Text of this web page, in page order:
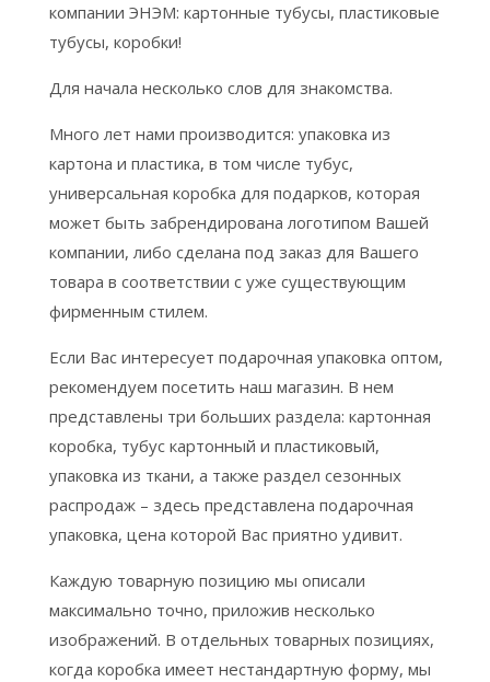
Когда клиенту нужно купить коробку – мы учитываем,
как технологически будет происходить
производственный процесс. Таким образом, мы можем
максимально качественно сделать разные виды
упаковки комплексно – от идеи до готового тиража.
В ряд производителей упаковки Украины компания
ЭНЭМ влилась в далеком 1996 году. Поэтому мы скромно
умолчим о количестве реализованных проектов,
освоенных технологий и воплощенных идей, порой
таких, которых не делал еще никто.
Скажем откровенно: мы – люди очень творческие.
Поэтому к своей работе любим подходить так, чтобы
результат вдохновлял не только нас самих и нашего
клиента, но и его клиентов. Ведь для чего еще это все,
если не получать от своей работы удовольствия?
Для нас важна хорошая репутация. Как наша, так и
наших клиентов. Это непреложное правило, которое
работает в долгосрочных деловых взаимоотношениях.
Каждый заказ мы выполняем с полной
ответственностью.
компании ЭНЭМ: картонные тубусы, пластиковые
тубусы, коробки!
Для начала несколько слов для знакомства.
Много лет нами производится: упаковка из
картона и пластика, в том числе тубус,
универсальная коробка для подарков, которая
может быть забрендирована логотипом Вашей
компании, либо сделана под заказ для Вашего
товара в соответствии с уже существующим
фирменным стилем.
Если Вас интересует подарочная упаковка оптом,
рекомендуем посетить наш магазин. В нем
представлены три больших раздела: картонная
коробка, тубус картонный и пластиковый,
упаковка из ткани, а также раздел сезонных
распродаж – здесь представлена подарочная
упаковка, цена которой Вас приятно удивит.
Каждую товарную позицию мы описали
максимально точно, приложив несколько
изображений. В отдельных товарных позициях,
когда коробка имеет нестандартную форму, мы